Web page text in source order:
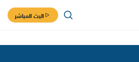
البث المباشر